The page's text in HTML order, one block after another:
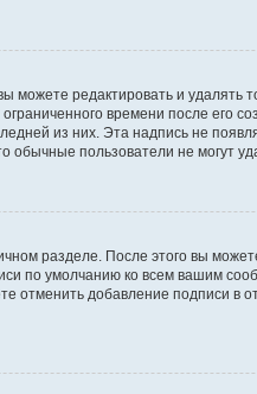
редактировать и
времени после его
из них. Эта надпись не
пользователи не могут
разделе. После этого вы
по умолчанию ко всем вашим
отменить добавление подписи в